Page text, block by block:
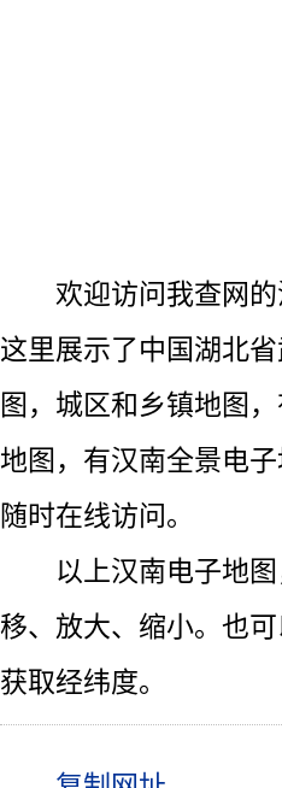
欢迎访问我查网的
这里展示了中国湖北
图，城区和乡镇地图
地图，有汉南全景电
随时在线访问。
以上汉南电子地
移、放大、缩小。也
获取经纬度。